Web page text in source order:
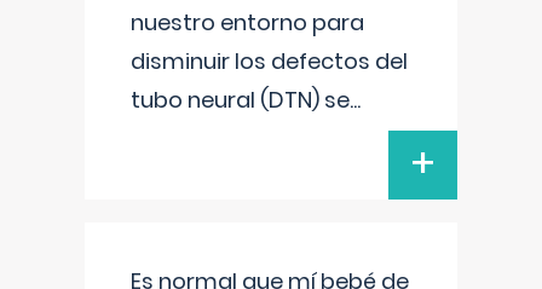
nuestro entorno para
disminuir los defectos del
tubo neural (DTN) se...
+
Es normal que mí bebé de